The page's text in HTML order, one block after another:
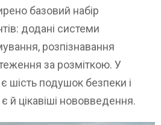
базовий набір
додані системи
розпізнавання
за розміткою. У
шість подушок безпеки і
й цікавіші нововведення.